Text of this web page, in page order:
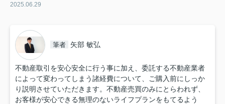
2025.06.29
筆者 矢部 敏弘
不動産取引を安心安全に行う事に加え、委託する不動産業者
によって変わってしまう諸経費について、ご購入前にしっか
り説明させていただきます。不動産売買のみにとらわれず、
お客様が安心できる無理のないライフプランをもてるよう